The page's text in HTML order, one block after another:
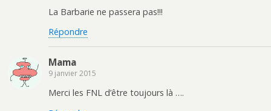
La Barbarie ne passera pas!!!
Répondre
Mama
9 janvier 2015
Merci les FNL d’être toujours là ….